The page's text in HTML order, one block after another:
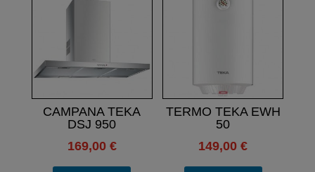
CAMPANA TEKA
DSJ 950
169,00 €
TERMO TEKA EWH
50
149,00€